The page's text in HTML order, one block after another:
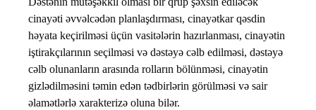
cinayəti əvvəlcədən planlaşdırması, cinayətkar qəsdin
həyata keçirilməsi üçün vasitələrin hazırlanması, cinayətin
iştirakçılarının seçilməsi və dəstəyə cəlb edilməsi, dəstəyə
cəlb olunanların arasında rolların bölünməsi, cinayətin
gizlədilməsini təmin edən tədbirlərin görülməsi və sair
əlamətlərlə xarakterizə oluna bilər.